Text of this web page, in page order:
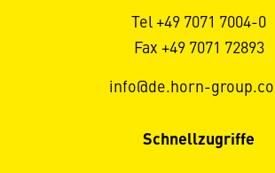
Tel +49 7071 7004-0
Fax +49 7071 72893
info@de.horn-
Schnellzugriffe